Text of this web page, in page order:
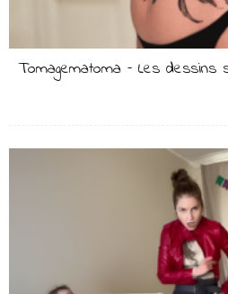
Tomagematoma – Les dessins